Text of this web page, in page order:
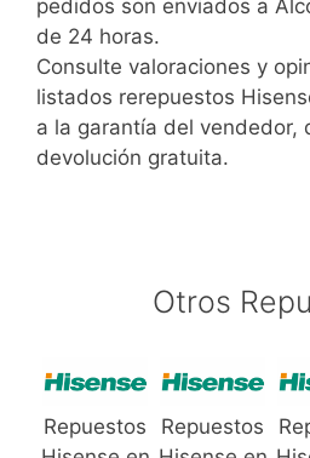
pedidos son enviados a
de 24 horas.
Consulte valoraciones y
listados rerepuestos
a la garantía del vendedor,
devolución gratuita.
Otros
Repuestos
Repuestos